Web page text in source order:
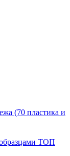
(70 пластика и
ТОП